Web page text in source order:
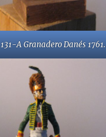
131-A Granadero Danés 1761.